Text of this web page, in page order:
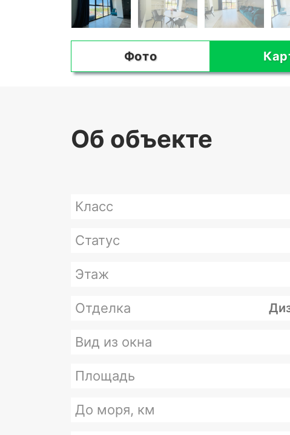
Фото
Об объекте
Класс
Статус
Этаж
Отделка
Вид из окна
Площадь
До моря, км